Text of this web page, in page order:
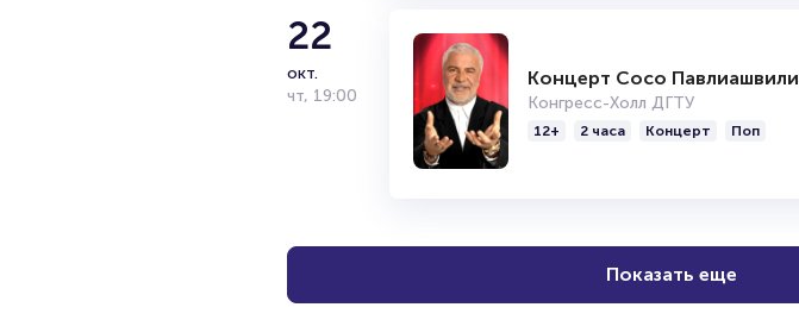
22
окт.
чт, 19:00
Концерт Сосо Павлиашвили
Конгресс-Холл ДГТУ
12+ 2 часа Концерт Поп
Показать еще